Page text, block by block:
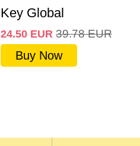
Key Global
24.50 EUR 39.78 EUR
Buy Now